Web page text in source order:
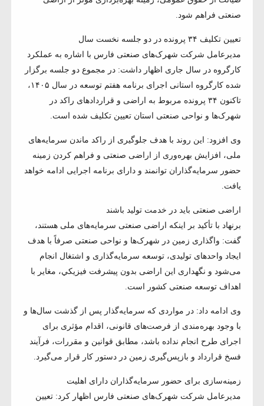
صنعتی فراهم شود.
تعیین تکلیف ۳۴ پرونده در دو جلسه نخست سال
مدیرعامل شرکت شهرک‌های صنعتی فارس با اشاره به عملکرد
کارگروه در سال جاری اظهار داشت: در مجموع دو جلسه برگزار
شده کارگروه استانی اجرای برنامه هفتم توسعه در سال ۱۴۰۵،
تاکنون ۳۴ پرونده مربوط به اراضی و قراردادهای راکد در
شهرک‌ها و نواحی صنعتی استان تعیین تکلیف شده است.
وی افزود: این روند با هدف جلوگیری از راکد ماندن سرمایه‌های
ملی، افزایش بهره‌وری از اراضی صنعتی و فراهم کردن زمینه
حضور سرمایه‌گذاران توانمند و دارای برنامه اجرایی ادامه خواهد
یافت.
اراضی صنعتی باید در خدمت تولید باشند
برنهاد با تأکید بر اینکه اراضی صنعتی سرمایه‌های ملی هستند،
گفت: واگذاری زمین در شهرک‌ها و نواحی صنعتی صرفاً با هدف
ایجاد واحدهای تولیدی، توسعه سرمایه‌گذاری و اشتغال انجام
می‌شود و نگهداری این اراضی بدون پيشرفت فيزيكي، مغایر با
اهداف توسعه صنعتی کشور است.
وی ادامه داد: در مواردی که سرمایه‌گذار پس از گذشت سال‌ها و
با وجود بهره‌مندی از فرصت‌های قانونی، اقدام مؤثری برای
اجرای طرح انجام نداده باشد، مطابق قوانین و مقررات، فرآیند
فسخ قرارداد و بازپس‌گیری زمین در دستور کار قرار می‌گیرد.
زمینه‌سازی برای حضور سرمایه‌گذاران دارای اهلیت
مدیرعامل شرکت شهرک‌های صنعتی فارس اظهار کرد: تعیین